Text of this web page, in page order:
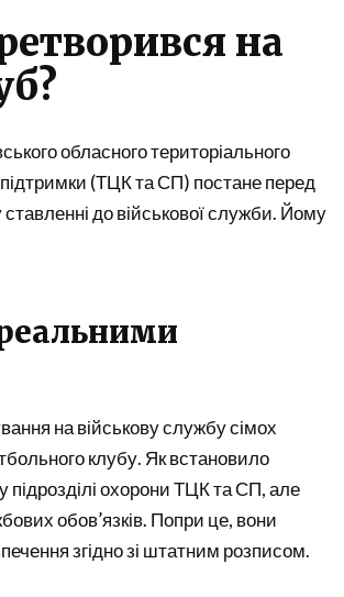
на
обласного територіального
(ТЦК та СП) постане перед
до військової служби. Йому
на військову службу сімох
клубу. Як встановило
підрозділі охорони ТЦК та СП, але
обов’язків. Попри це, вони
згідно зі штатним розписом.